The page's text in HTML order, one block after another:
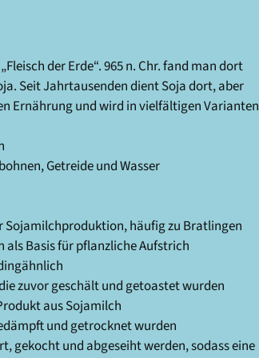
der Erde“. 965 n. Chr. fand man dort
Seit Jahrtausenden dient Soja dort, aber
Ernährung und wird in vielfältigen Varianten
Getreide und Wasser
Sojamilchproduktion, häufig zu Bratlingen
Basis für pflanzliche Aufstrich
zuvor geschält und getoastet wurden
aus Sojamilch
und getrocknet wurden
gekocht und abgeseiht werden, sodass eine